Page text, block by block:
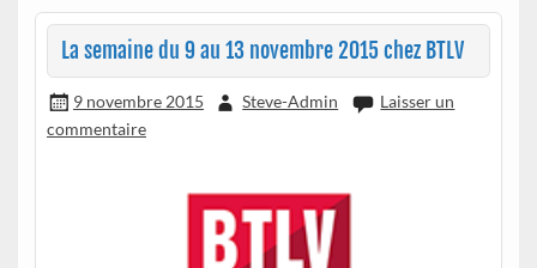
La semaine du 9 au 13 novembre 2015 chez BTLV
9 novembre 2015 Steve-Admin
Laisser un
commentaire